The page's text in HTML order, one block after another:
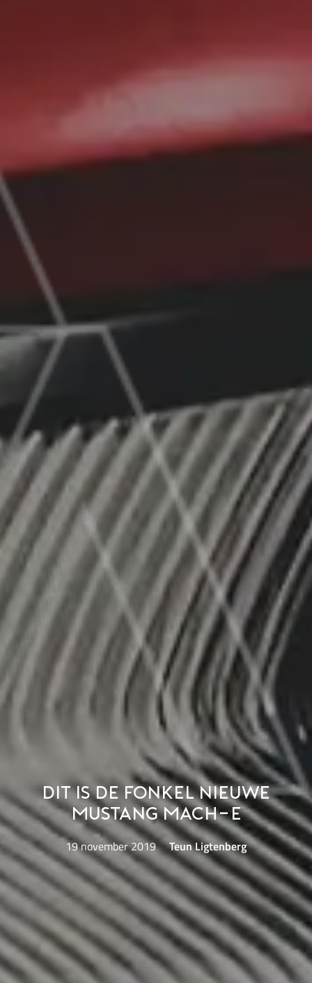
Dit is de fonkel nieuwe
Mustang Mach-e
19 november 2019 Teun Ligtenberg